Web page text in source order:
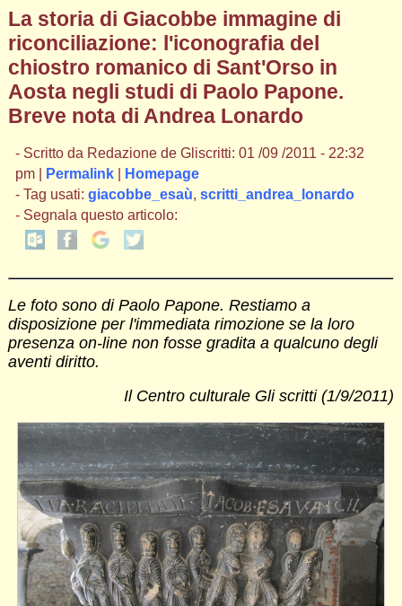
La storia di Giacobbe immagine di
riconciliazione: l'iconografia del
chiostro romanico di Sant'Orso in
Aosta negli studi di Paolo Papone.
Breve nota di Andrea Lonardo
- Scritto da Redazione de Gliscritti: 01 /09 /2011 - 22:32
pm |
Permalink|
Homepage
- Tag usati: giacobbe_esaù, scritti_andrea_lonardo
- Segnala questo articolo:
Le foto sono di Paolo Papone. Restiamo a
disposizione per l'immediata rimozione se la loro
presenza on-line non fosse gradita a qualcuno degli
aventi diritto.
Il Centro culturale Gli scritti (1/9/2011)